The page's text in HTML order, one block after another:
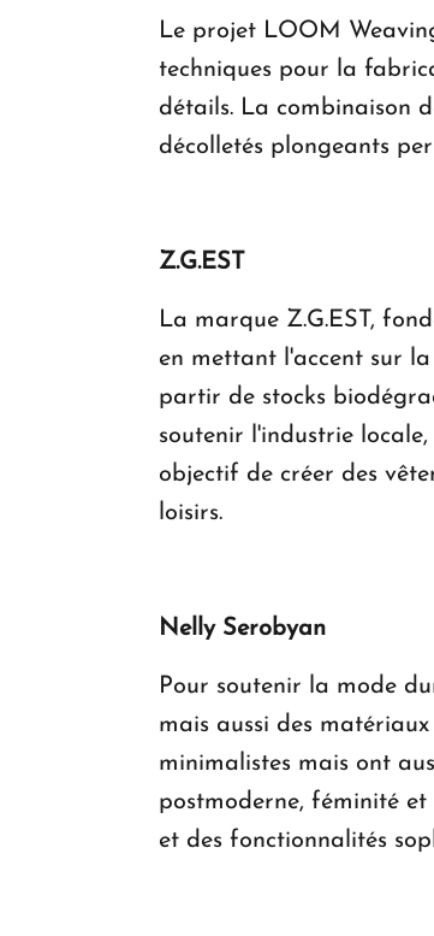
Le projet LOOM
techniques pour la
détails. La combinaison
décolletés plongeants
Z.G.EST
La marque Z.G.EST,
en mettant l'accent sur
partir de stocks
soutenir l'industrie
objectif de créer des
loisirs.
Nelly Serobyan
Pour soutenir la mode
mais aussi des
minimalistes mais ont
postmoderne, féminité
et des fonctionnalités